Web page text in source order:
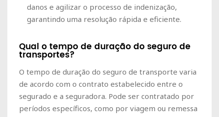
danos e agilizar o processo de indenização,
garantindo uma resolução rápida e eficiente.
Qual o tempo de duração do seguro de
transportes?
O tempo de duração do seguro de transporte varia
de acordo com o contrato estabelecido entre o
segurado e a seguradora. Pode ser contratado por
períodos específicos, como por viagem ou remessa